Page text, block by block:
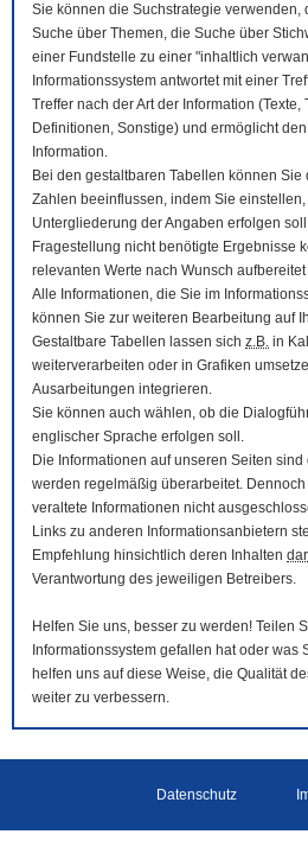
Sie können die Suchstrategie verwenden,
Suche über Themen, die Suche über
einer Fundstelle zu einer "inhaltlich
Informationssystem antwortet mit einer
Treffer nach der Art der Information (Texte,
Definitionen, Sonstige) und ermöglicht
Information.
Bei den gestaltbaren Tabellen können
Zahlen beeinflussen, indem Sie
Untergliederung der Angaben erfolgen
Fragestellung nicht benötigte Ergebnisse
relevanten Werte nach Wunsch
Alle Informationen, die Sie im
können Sie zur weiteren Bearbeitung auf
Gestaltbare Tabellen lassen sich z.B. in
weiterverarbeiten oder in Grafiken
Ausarbeitungen integrieren.
Sie können auch wählen, ob die
englischer Sprache erfolgen soll.
Die Informationen auf unseren Seiten
werden regelmäßig überarbeitet.
veraltete Informationen nicht
Links zu anderen Informationsanbietern
Empfehlung hinsichtlich deren Inhalten
Verantwortung des jeweiligen Betreibers.
Helfen Sie uns, besser zu werden! Teilen
Informationssystem gefallen hat oder was
helfen uns auf diese Weise, die Qualität
weiter zu verbessern.
Datenschutz